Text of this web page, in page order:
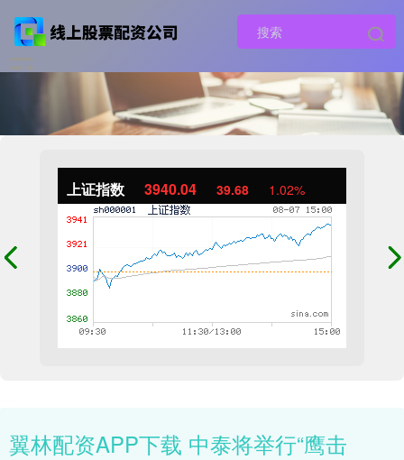
上证指数 3940.04 39.68 1.02%
翼林配资APP下载 中泰将举行“鹰击